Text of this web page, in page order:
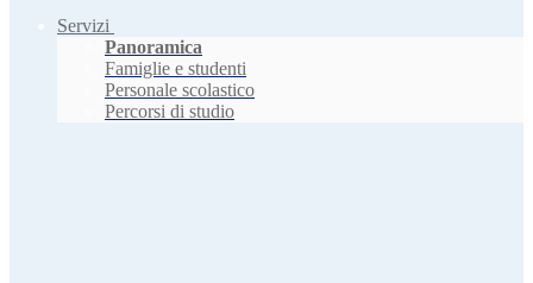
Servizi
Panoramica
Famiglie e studenti
Personale scolastico
Percorsi di studio